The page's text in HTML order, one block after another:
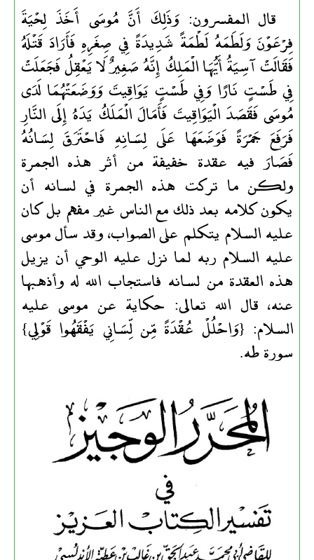
قال المفسرون: وَذَلِكَ أَنَّ مُوسَى أَخَذَ لِحْيَةَ
فِرْعَوْنَ وَلَطَمَهُ لَطْمَةً شَدِيدَةً فِي صِغَرِهِ فَأَرَادَ قَتْلَهُ
فَقَالَتْ آسِيَةُ أَيُّهَا الْمَلِكُ إِنَّهُ صَغِيرٌ لَا يَعْقِلُ فَجَعَلَتْ
فِي طَسْتٍ نَارًا وَفِي طَسْتٍ يَوَاقِيتَ وَوَضَعَتْهُمَا لَدَى
مُوسَى فَقَصَدَ الْيَوَاقِيتَ فَأَمَالَ الْمَلَكُ يَدَهُ إِلَى النَّارِ
فَرَفَعَ جَمْرَةً فَوَضَعَهَا عَلَى لِسَانِهِ فَاحْتَرَقَ لِسَانُهُ
فَصَارَ فيه عقدة خفيفة من أثر هذه الجمرة
ولكن ما تركت هذه الجمرة في لسانه أن
يكون كلامه بعد ذلك مع الناس غير مفهم بل كان
عليه السلام يتكلم على الصواب، وقد سأل موسى
عليه السلام ربه لما نزل عليه الوحي أن يزيل
هذه العقدة من لسانه فاستجاب الله له وأذهبها
عنه، قال الله تعالى: حكاية عن موسى عليه
السلام: {وَاحْلُلْ عُقْدَةً مِّن لِّسَانِي يَفْقَهُوا قَوْلِي}
سورة طه.